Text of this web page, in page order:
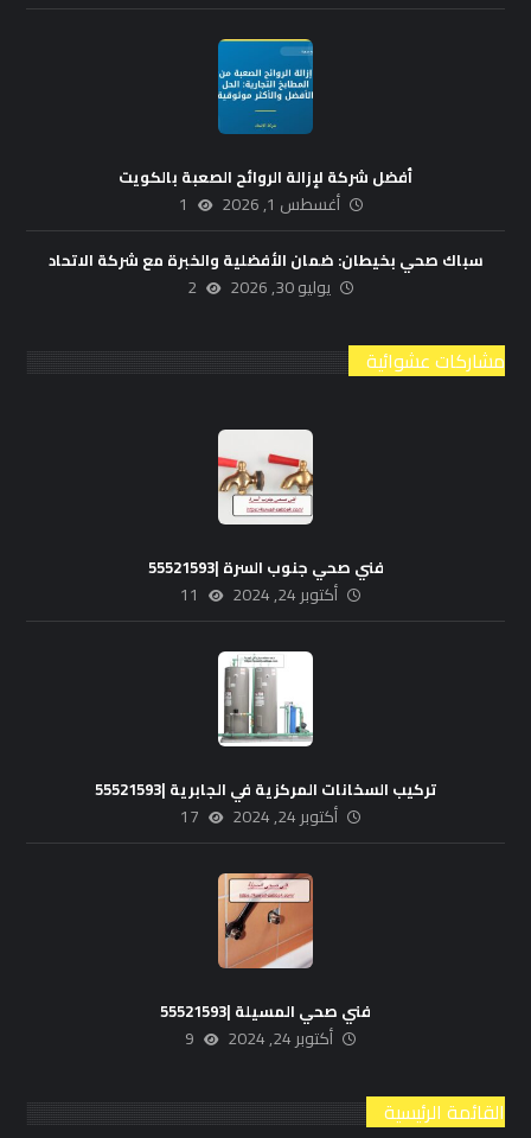
أفضل شركة لإزالة الروائح الصعبة بالكويت
أغسطس 1, 2026 1
سباك صحي بخيطان: ضمان الأفضلية والخبرة مع شركة الاتحاد
يوليو 30, 2026 2
مشاركات عشوائية
فني صحي جنوب السرة |55521593
أكتوبر 24, 2024 11
تركيب السخانات المركزية في الجابرية |55521593
أكتوبر 24, 2024 17
فني صحي المسيلة |55521593
أكتوبر 24, 2024 9
القائمة الرئيسية